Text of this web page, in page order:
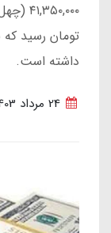
داشته است.
24 مرداد 1403